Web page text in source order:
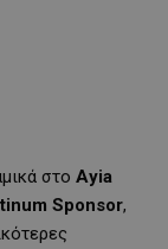
στο Ayia
Sponsor,